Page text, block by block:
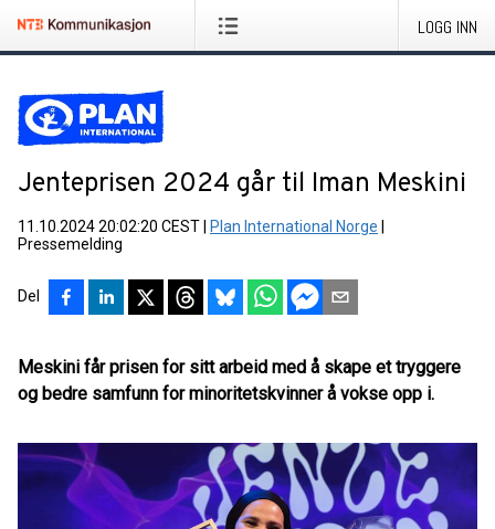
LOGG INN
Jenteprisen 2024 går til Iman Meskini
11.10.2024 20:02:20 CEST Plan International Norge
Pressemelding
Del
Meskini får prisen for sitt arbeid med å skape et tryggere
og bedre samfunn for minoritetskvinner å vokse opp i.